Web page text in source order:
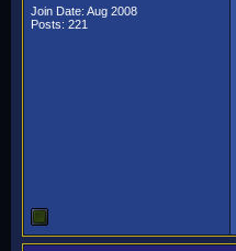
Join Date: Aug 2008
Posts: 221